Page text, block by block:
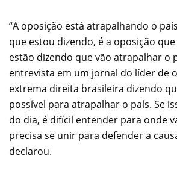
“A oposição está atrapalhando o
que estou dizendo, é a oposição
estão dizendo que vão atrapalhar o
entrevista em um jornal do líder de
extrema direita brasileira dizendo
possível para atrapalhar o país. Se
do dia, é difícil entender para onde
precisa se unir para defender a
declarou.